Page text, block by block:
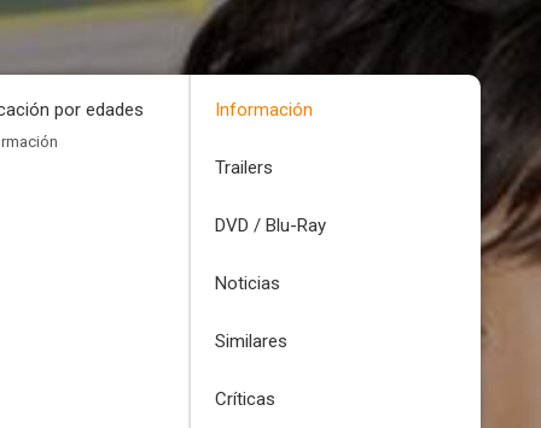
por edades Información
Trailers
DVD / Blu-Ray
Noticias
Similares
Críticas